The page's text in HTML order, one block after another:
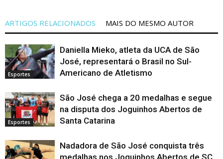
ARTIGOS RELACIONADOS MAIS DO MESMO AUTOR
Esportes
Daniella Mieko, atleta da UCA de São
José, representará o Brasil no Sul-
Americano de Atletismo
Esportes
São José chega a 20 medalhas e segue
na disputa dos Joguinhos Abertos de
Santa Catarina
Nadadora de São José conquista três